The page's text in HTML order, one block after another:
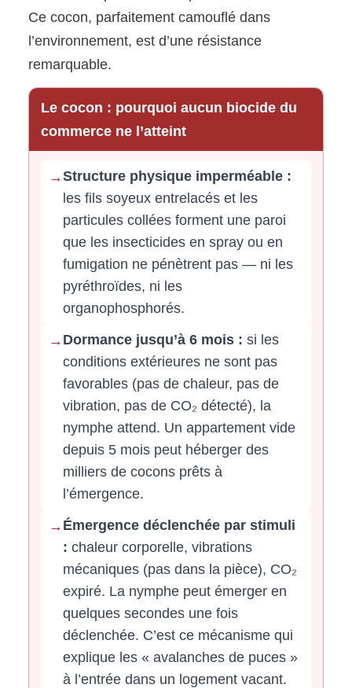
Ce cocon, parfaitement camouflé dans
l’environnement, est d’une résistance
remarquable.
Le cocon : pourquoi aucun biocide du
commerce ne l’atteint
→Structure physique imperméable :
les fils soyeux entrelacés et les
particules collées forment une paroi
que les insecticides en spray ou en
fumigation ne pénètrent pas — ni les
pyréthroïdes, ni les
organophosphorés.
→ Dormance jusqu’à 6 mois : si les
conditions extérieures ne sont pas
favorables (pas de chaleur, pas de
vibration, pas de CO₂ détecté), la
nymphe attend. Un appartement vide
depuis 5 mois peut héberger des
milliers de cocons prêts à
l’émergence.
→ Émergence déclenchée par stimuli
: chaleur corporelle, vibrations
mécaniques (pas dans la pièce), CO₂
expiré. La nymphe peut émerger en
quelques secondes une fois
déclenchée. C’est ce mécanisme qui
explique les « avalanches de puces »
à l’entrée dans un logement vacant.